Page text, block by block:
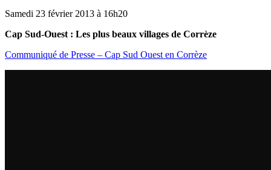
Samedi 23 février 2013 à 16h20
Cap Sud-Ouest : Les plus beaux villages de Corrèze
Communiqué de Presse – Cap Sud Ouest en Corrèze